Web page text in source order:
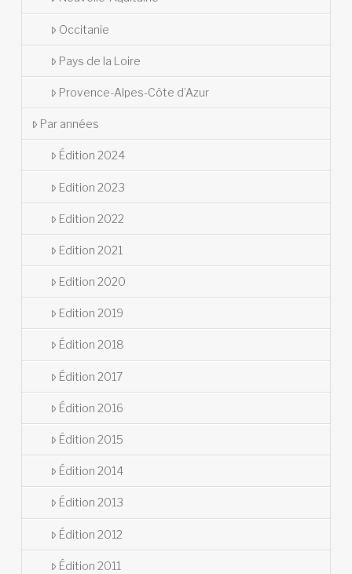
Occitanie
Pays de la Loire
Provence-Alpes-Côte d’Azur
Par années
Édition 2024
Edition 2023
Edition 2022
Edition 2021
Edition 2020
Edition 2019
Édition 2018
Édition 2017
Édition 2016
Édition 2015
Édition 2014
Édition 2013
Édition 2012
Édition 2011